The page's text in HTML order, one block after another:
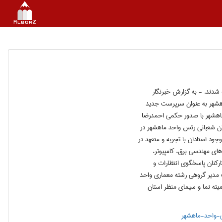
- به گزارش خبرنگار
به عنوان سرپرست جدید
با صدور حکمی احمدرضا
شعبانی رئس واحد ماهشهر در
استادان با تجربه و متعهد در
مهندسی برق، کامپیوتر،
پاسخگوی انتظارات و
مدیر گروهی رشته معماری واحد
سال و ریاست دانشکده مهندسی پلیمر طی سال های 94 و 95، عضو کمیته نما و سیمای منظر استان